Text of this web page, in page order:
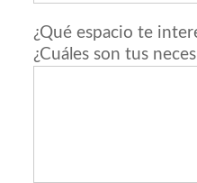
¿Qué espacio te
¿Cuáles son tus